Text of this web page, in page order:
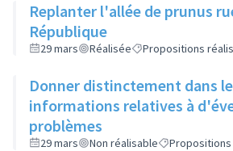
Replanter l'allée de prunus
République
29 mars Réalisée Propositions
Donner distinctement dans
informations relatives à
problèmes
29 mars Non réalisable